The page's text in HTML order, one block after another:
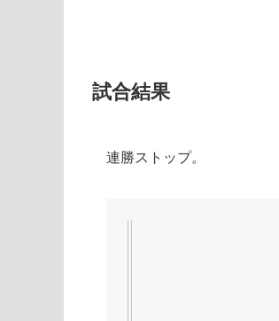
試合結果
連勝ストップ。